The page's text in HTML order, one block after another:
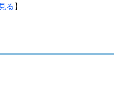
る 】